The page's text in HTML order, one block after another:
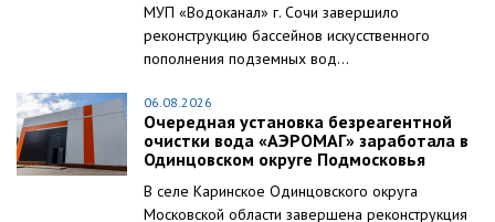
МУП «Водоканал» г. Сочи завершило
реконструкцию бассейнов искусственного
пополнения подземных вод...
06.08.2026
Очередная установка безреагентной
очистки вода «АЭРОМАГ» заработала в
Одинцовском округе Подмосковья
В селе Каринское Одинцовского округа
Московской области завершена реконструкция